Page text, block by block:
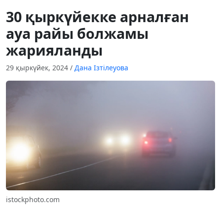
30 қыркүйекке арналған
ауа райы болжамы
жарияланды
29 қыркүйек, 2024 / Дана Ізтілеуова
istockphoto.com